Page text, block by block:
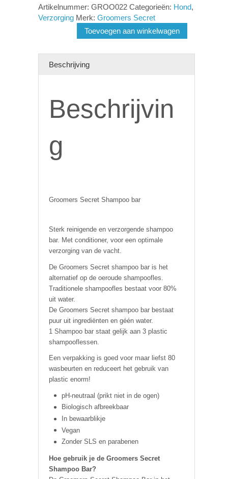
bar
Aloe
Artikelnummer: GROO022 Categorieën: Hond,
Verzorging Merk: Groomers Secret
Toevoegen aan winkelwagen
Beschrijving
Beschrijvin
g
Groomers Secret Shampoo bar
Sterk reinigende en verzorgende shampoo
bar. Met conditioner, voor een optimale
verzorging van de vacht.
De Groomers Secret shampoo bar is het
alternatief op de oeroude shampoofles.
Traditionele shampoofles bestaat voor 80%
uit water.
De Groomers Secret shampoo bar bestaat
puur uit ingrediënten en géén water.
1 Shampoo bar staat gelijk aan 3 plastic
shampooflessen.
Een verpakking is goed voor maar liefst 80
wasbeurten en reduceert het gebruik van
plastic enorm!
pH-neutraal (prikt niet in de ogen)
Biologisch afbreekbaar
In bewaarblikje
Vegan
Zonder SLS en parabenen
Hoe gebruik je de Groomers Secret
Shampoo Bar?